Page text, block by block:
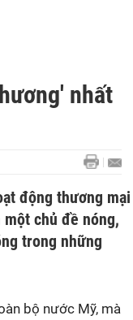
nhất
động thương mại
chủ đề nóng,
trong những
bộ nước Mỹ, mà